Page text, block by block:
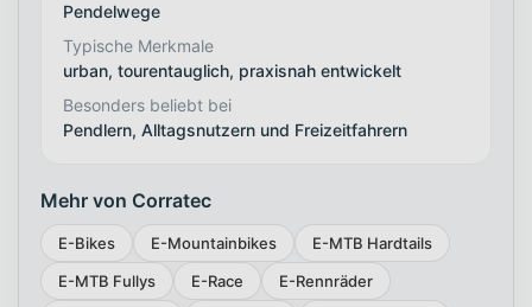
Pendelwege
Typische Merkmale
urban, tourentauglich, praxisnah entwickelt
Besonders beliebt bei
Pendlern, Alltagsnutzern und Freizeitfahrern
Mehr von Corratec
E-Bikes E-Mountainbikes
E-MTB Hardtails
E-MTB Fullys
E-Race
E-Rennräder